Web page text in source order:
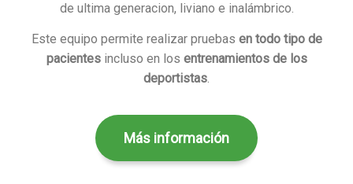
de ultima generacion, liviano e inalámbrico.
Este equipo permite realizar pruebas en todo tipo de
pacientesincluso en los entrenamientos de los
deportistas.
Más información